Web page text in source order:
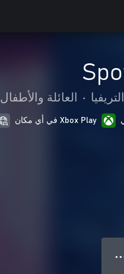
• العائلة والأطفال
Xbox Play في أي مكان
● ●